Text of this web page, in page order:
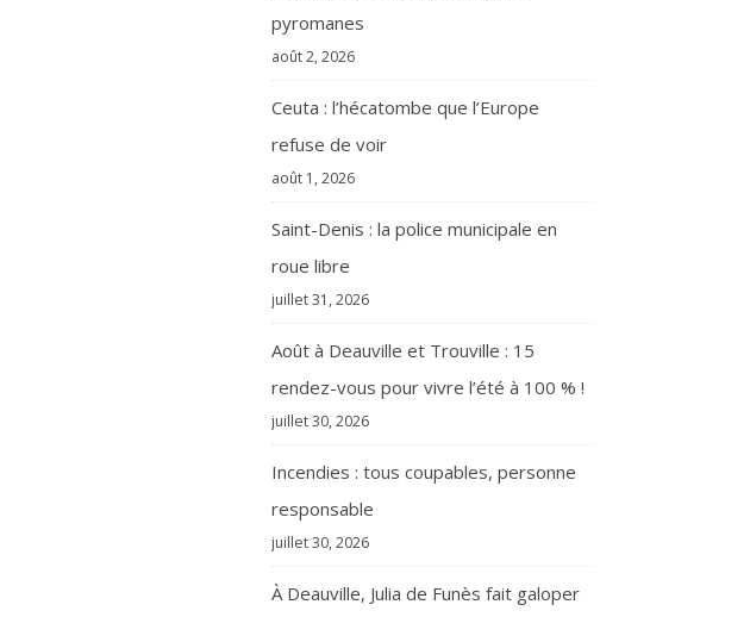
pyromanes
août 2, 2026
Ceuta : l’hécatombe que l’Europe
refuse de voir
août 1, 2026
Saint-Denis : la police municipale en
roue libre
juillet 31, 2026
Août à Deauville et Trouville : 15
rendez-vous pour vivre l’été à 100 % !
juillet 30, 2026
Incendies : tous coupables, personne
responsable
juillet 30, 2026
À Deauville, Julia de Funès fait galoper